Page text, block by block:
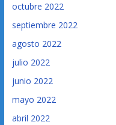
octubre 2022
septiembre 2022
agosto 2022
julio 2022
junio 2022
mayo 2022
abril 2022